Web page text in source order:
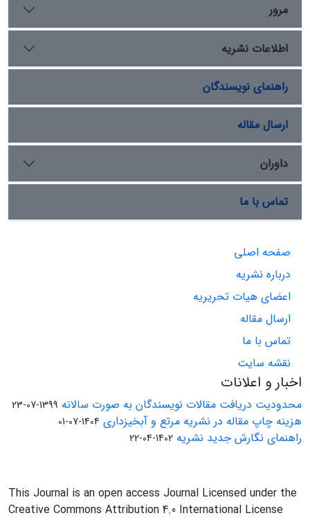
مرور
اطلاعات نشریه
راهنمای نویسندگان
ارسال مقاله
داوران
تماس با ما
صفحه اصلی
درباره نشریه
اعضای هیات تحریریه
ارسال مقاله
تماس با ما
نقشه سایت
اخبار و اعلانات
محدودیت دریافت مقالات نویسندگان به صورت سالانه 1399-07-23
هزینه چاپ مقاله در نشریه مرتع و آبخیزداری 1404-07-01
راهنمای نگارش جدید نشریه 1402-04-22
This Journal is an open access Journal Licensed under the
Creative Commons Attribution 4.0 International License